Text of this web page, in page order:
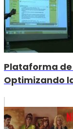
Plataforma de
Optimizando